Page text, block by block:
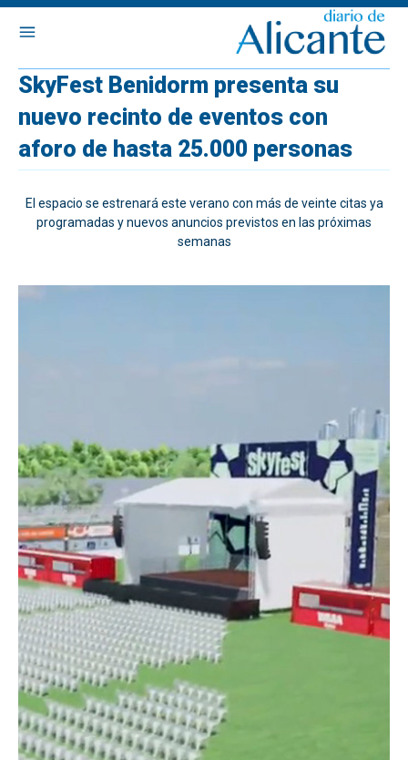
SkyFest Benidorm presenta su
nuevo recinto de eventos con
aforo de hasta 25.000 personas
El espacio se estrenará este verano con más de veinte citas ya
programadas y nuevos anuncios previstos en las próximas
semanas